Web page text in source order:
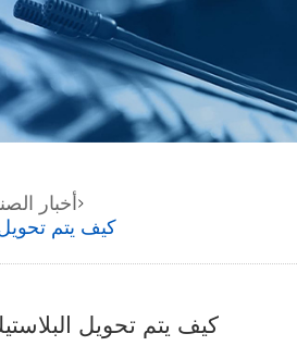
أخبار>
كيف يتم تحويل البلاستيك إلى زيت؟
كيف يتم تحويل